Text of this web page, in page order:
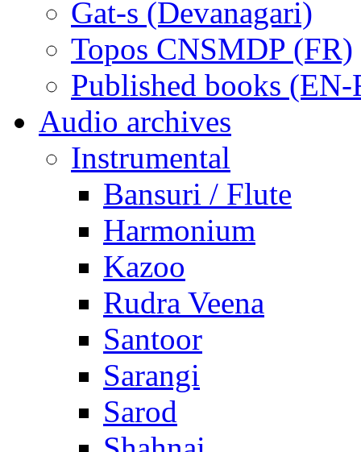
Gat-s (Devanagari)
Topos CNSMDP (FR)
Published books (EN-
Audio archives
Instrumental
Bansuri / Flute
Harmonium
Kazoo
Rudra Veena
Santoor
Sarangi
Sarod